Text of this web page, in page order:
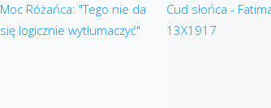
Moc Różańca: "Tego nie da
się logicznie wytłumaczyć"
Cud słońca -
13X1917